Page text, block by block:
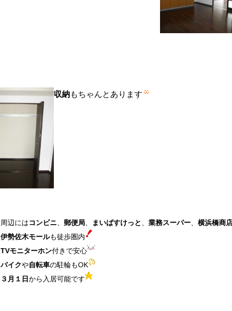
収納もちゃんとあります
周辺にはコンビニ 郵便局 まいばすけっと 業務スーパー 横浜橋商
伊勢佐木モールも徒歩圏内
TVモニターホン付きで安心
バイクや自転車の駐輪もOK
３月１日から入居可能です